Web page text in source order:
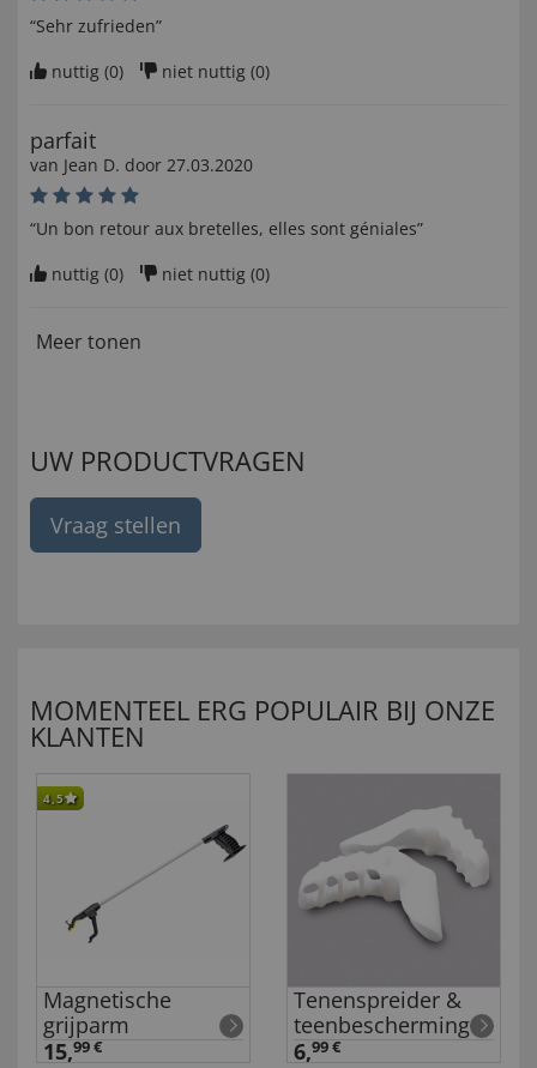
“Sehr zufrieden”
nuttig (0) niet nuttig (0)
parfait
van Jean D. door 27.03.2020
“Un bon retour aux bretelles, elles sont géniales”
nuttig (0) niet nuttig (0)
Meer tonen
UW PRODUCTVRAGEN
Vraag stellen
MOMENTEEL ERG POPULAIR BIJ ONZE
KLANTEN
4,5
Magnetische
grijparm
15,99 €
Tenenspreider &
teenbescherming
6,99 €